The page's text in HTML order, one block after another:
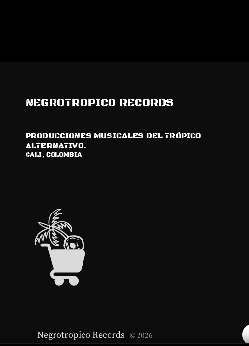
NEGROTROPICO RECORDS
PRODUCCIONES MUSICALES DEL TRÓPICO
ALTERNATIVO.
CALI, COLOMBIA
Negrotropico Records © 2026